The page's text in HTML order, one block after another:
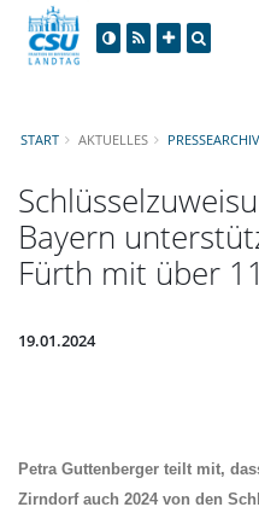
START AKTUELLES PRESSEARCHIV
Bayern
Fürth mit über
19.01.2024
Petra Guttenberger teilt mit,
Zirndorf auch 2024 von den